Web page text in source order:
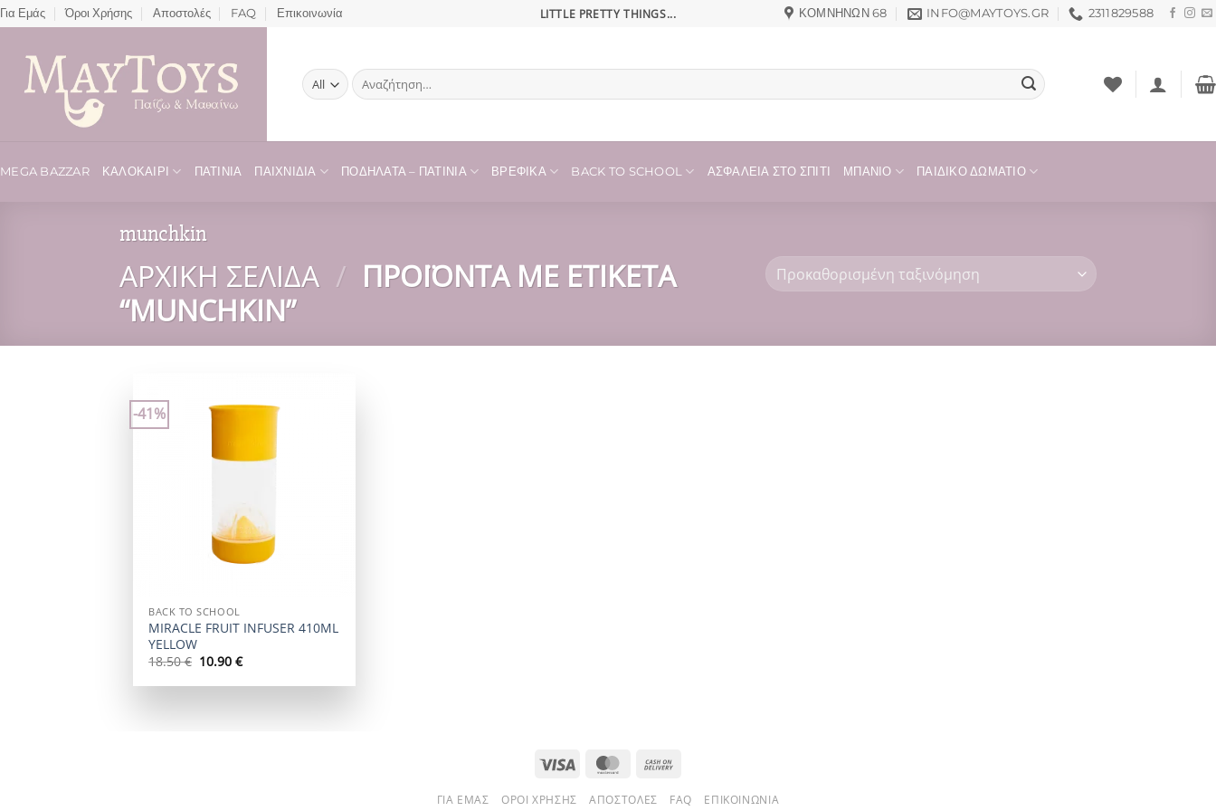
Μετάβαση
στο
περιεχόμενο
Για Εμάς Όροι Χρήσης Αποστολές FAQ Επικοινωνία LITTLE PRETTY THINGS... ΚΟΜΝΗΝΏΝ 68 INFO@MAYTOYS.GR 2311829588
Αναζήτηση
για:
MEGA BAZZAR ΚΑΛΟΚΑΊΡΙ ΠΑΤΊΝΙΑ ΠΑΙΧΝΊΔΙΑ ΠΟΔΉΛΑΤΑ – ΠΑΤΊΝΙΑ ΒΡΕΦΙΚΆ BACK TO SCHOOL ΑΣΦΆΛΕΙΑ ΣΤΟ ΣΠΊΤΙ ΜΠΆΝΙΟ ΠΑΙΔΙΚΌ ΔΩΜΆΤΙΟ
munchkin
ΑΡΧΙΚΉ ΣΕΛΊΔΑ / ΠΡΟΪΌΝΤΑ ΜΕ ΕΤΙΚΈΤΑ
“MUNCHKIN”
-41%
BACK TO SCHOOL
MIRACLE FRUIT INFUSER 410ML
YELLOW
18.50€ Original
was:
10.90€Η
τιμή
Visa MasterCard
Delivery
ΓΙΑ ΕΜΆΣ ΌΡΟΙ ΧΡΉΣΗΣ ΑΠΟΣΤΟΛΈΣ FAQ ΕΠΙΚΟΙΝΩΝΊΑ